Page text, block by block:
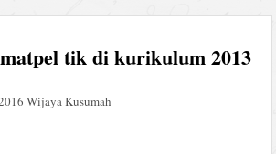
tik di kurikulum 2013
Wijaya Kusumah